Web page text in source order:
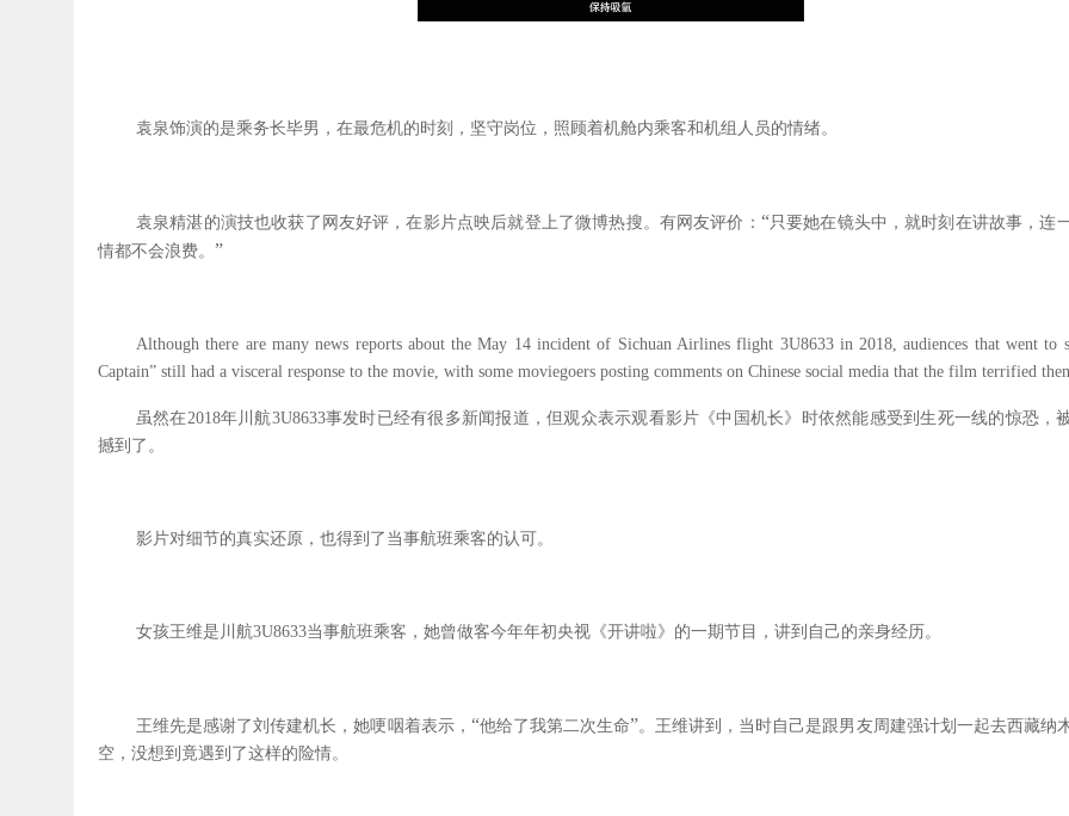
袁泉饰演的是乘务长毕男，在最危机的时刻，坚守岗位，照顾着机舱内乘客和机组人员的情绪。
袁泉精湛的演技也收获了网友好评，在影片点映后就登上了微博热搜。有网友评价： “只要她在镜头中，就时刻在讲故事，连
情都不会浪费。 ”
Although there are many news reports about the May 14 incident of Sichuan Airlines flight 3U8633 in 2018, audiences that went to
Captain” still had a visceral response to the movie, with some moviegoers posting comments on Chinese social media that the film terrified
虽然在2018年川航3U8633事发时已经有很多新闻报道，但观众表示观看影片《中国机长》时依然能感受到生死一线的惊恐，
撼到了。
影片对细节的真实还原，也得到了当事航班乘客的认可。
女孩王维是川航3U8633当事航班乘客，她曾做客今年年初央视《开讲啦》的一期节目，讲到自己的亲身经历。
王维先是感谢了刘传建机长，她哽咽着表示， “他给了我第二次生命”。王维讲到，当时自己是跟男友周建强计划一起去西藏纳
空，没想到竟遇到了这样的险情。